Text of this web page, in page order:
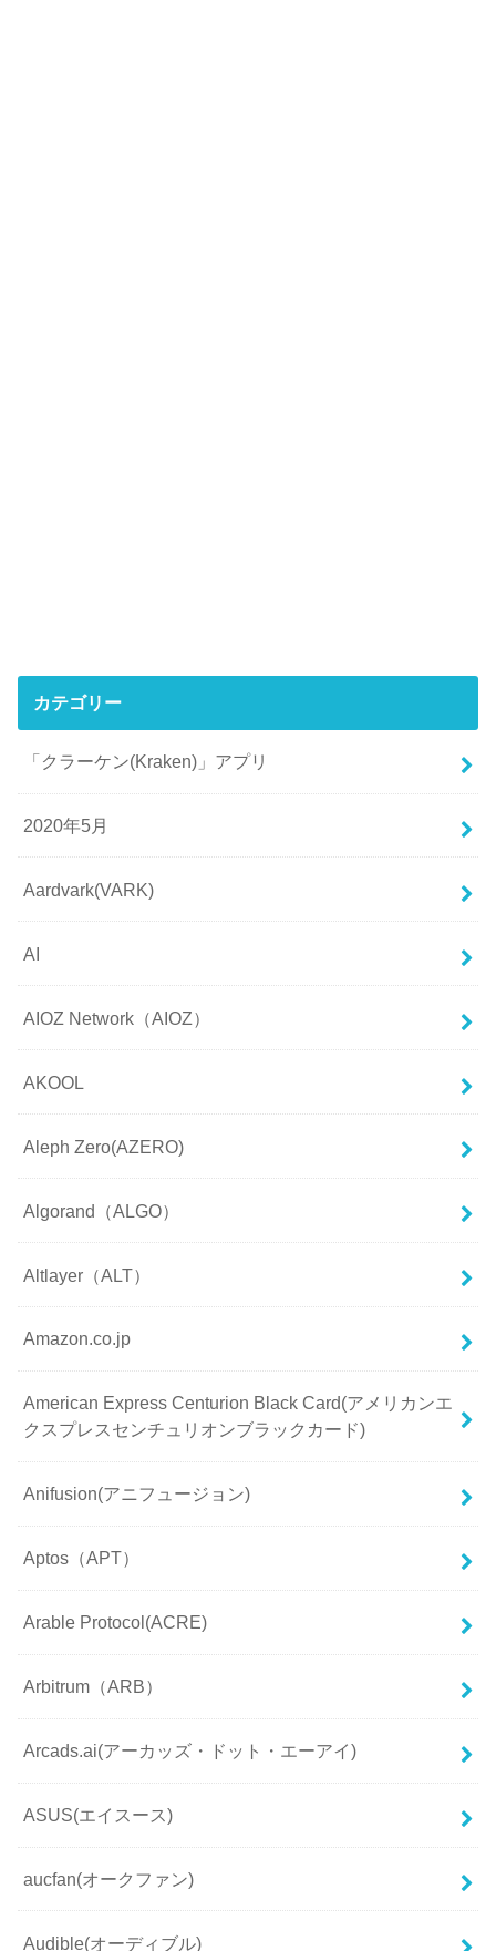
カテゴリー
「クラーケン(Kraken)」アプリ
2020年5月
Aardvark(VARK)
AI
AIOZ Network（AIOZ）
AKOOL
Aleph Zero(AZERO)
Algorand（ALGO）
Altlayer（ALT）
Amazon.co.jp
American Express Centurion Black Card(アメリカンエ
クスプレスセンチュリオンブラックカード)
Anifusion(アニフュージョン)
Aptos（APT）
Arable Protocol(ACRE)
Arbitrum（ARB）
Arcads.ai(アーカッズ・ドット・エーアイ)
ASUS(エイスース)
aucfan(オークファン)
Audible(オーディブル)